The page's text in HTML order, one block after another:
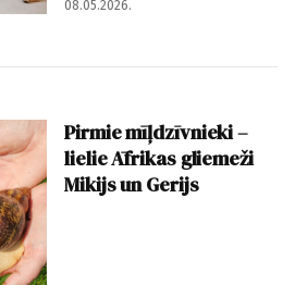
08.05.2026.
Pirmie mīļdzīvnieki –
lielie Āfrikas gliemeži
Mikijs un Gerijs